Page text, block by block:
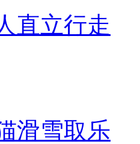
直立行走
滑雪取乐